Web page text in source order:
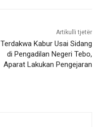
Artikulli tjetër
Terdakwa Kabur Usai Sidang
di Pengadilan Negeri Tebo,
Aparat Lakukan Pengejaran